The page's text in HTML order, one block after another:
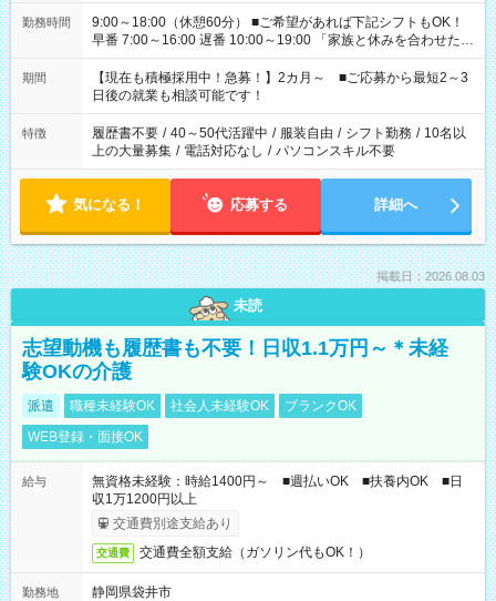
勤務時間
9:00～18:00（休憩60分） ■ご希望があれば下記シフトもOK！
早番 7:00～16:00 遅番 10:00～19:00 「家族と休みを合わせた
い」 「余裕を持って夕飯の準備がしたい」 「できれば残業はし
たくない」 など、ご希望を教えてくださいね。 ※Wワーク希望
の方へ 今ご覧のお仕事で希望する勤務時間と、もう1つのお仕事
の勤務時間。 合計で週40時間を超える場合は応募できません。
期間
【現在も積極採用中！急募！】2カ月～ ■ご応募から最短2～3
日後の就業も相談可能です！
特徴 履歴書不要 / 40～50代活躍中 / 服装自由 / シフト勤務 / 10名以
上の大量募集 / 電話対応なし / パソコンスキル不要
気になる！ 応募する 詳細へ
掲載日：2026.08.03
未読
志望動機も履歴書も不要！日収1.1万円～＊未経
験OKの介護
派遣 職種未経験OK 社会人未経験OK
ブランクOK
WEB登録・面接OK
給与
無資格未経験：時給1400円～ ■週払いOK ■扶養内OK ■日
収1万1200円以上
交通費別途支給あり
交通費 交通費全額支給（ガソリン代もOK！）
勤務地
静岡県袋井市